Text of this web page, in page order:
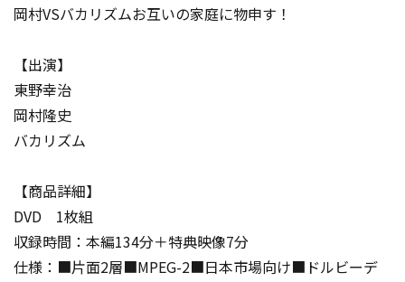
岡村VSバカリズムお互いの家庭に物申す！
【出演】
東野幸治
岡村隆史
バカリズム
【商品詳細】
DVD 1枚組
収録時間：本編134分＋特典映像7分
仕様：■片面2層■MPEG-2■日本市場向け■ドルビーデ